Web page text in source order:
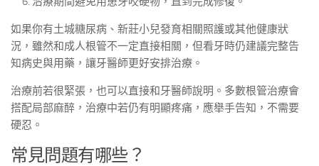
如果你有土城糖尿病、新莊小兒發育相關照護或其他健康狀
況，雖然和成人根管不一定直接相關，但看牙時仍建議完整告
知病史與用藥，讓牙醫師更好安排治療。
治療前若很緊張，也可以直接和牙醫師說明。多數根管治療會
搭配局部麻醉，治療中若仍有明顯疼痛，應舉手告知，不需要
硬忍。
常見問題有哪些？